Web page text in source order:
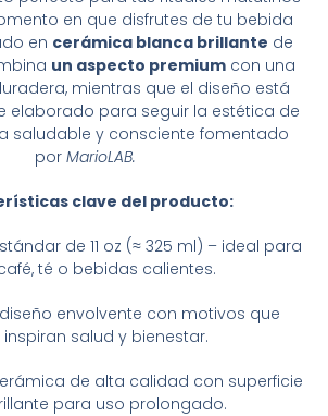
en que disfrutes de tu bebida
en cerámica blanca brillante de
un aspecto premium con una
mientras que el diseño está
elaborado para seguir la estética de
saludable y consciente fomentado
por MarioLAB.
clave del producto:
de 11 oz (≈ 325 ml) – ideal para
té o bebidas calientes.
diseño envolvente con motivos que
inspiran salud y bienestar.
de alta calidad con superficie
para uso prolongado.